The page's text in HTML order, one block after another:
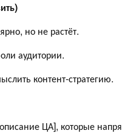
но не растёт.
аудитории.
контент-стратегию.
ЦА], которые